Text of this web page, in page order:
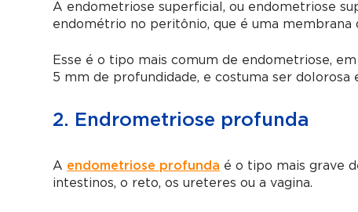
A endometriose superficial, ou endometriose
endométrio no peritônio, que é uma membrana
Esse é o tipo mais comum de endometriose,
5 mm de profundidade, e costuma ser
2. Endrometriose profunda
A endometriose profunda é o tipo mais grave
intestinos, o reto, os ureteres ou a vagina.